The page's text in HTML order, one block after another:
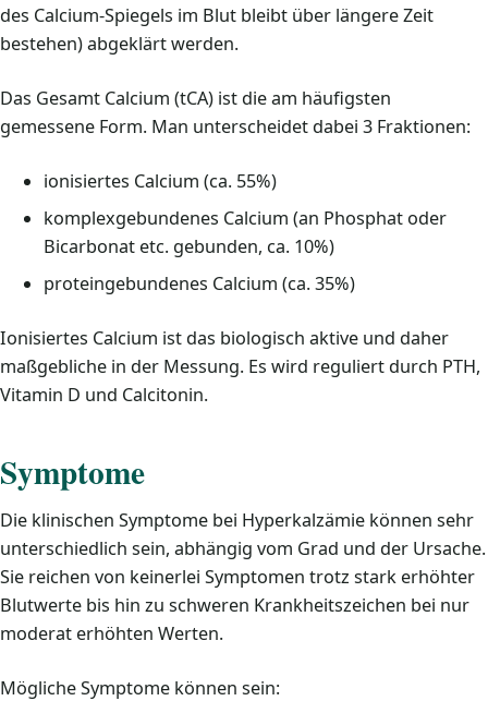
des Calcium-Spiegels im Blut bleibt über längere Zeit
bestehen) abgeklärt werden.
Das Gesamt Calcium (tCA) ist die am häufigsten
gemessene Form. Man unterscheidet dabei 3 Fraktionen:
ionisiertes Calcium (ca. 55%)
komplexgebundenes Calcium (an Phosphat oder
Bicarbonat etc. gebunden, ca. 10%)
proteingebundenes Calcium (ca. 35%)
Ionisiertes Calcium ist das biologisch aktive und daher
maßgebliche in der Messung. Es wird reguliert durch PTH,
Vitamin D und Calcitonin.
Symptome
Die klinischen Symptome bei Hyperkalzämie können sehr
unterschiedlich sein, abhängig vom Grad und der Ursache.
Sie reichen von keinerlei Symptomen trotz stark erhöhter
Blutwerte bis hin zu schweren Krankheitszeichen bei nur
moderat erhöhten Werten.
Mögliche Symptome können sein: